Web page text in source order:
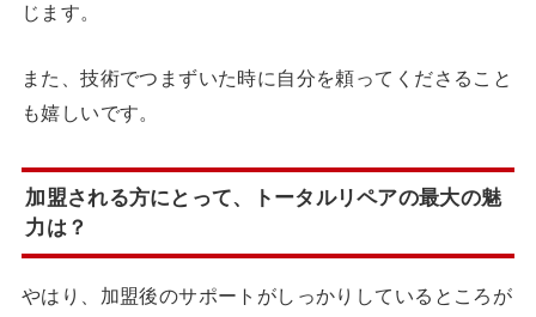
じます。
また、技術でつまずいた時に自分を頼ってくださること
も嬉しいです。
加盟される方にとって、トータルリペアの最大の魅
力は？
やはり、加盟後のサポートがしっかりしているところが